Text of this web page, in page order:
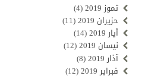
تموز 2019
(4)
حزيران 2019
(11)
أيار 2019
(14)
نيسان 2019
(12)
آذار 2019
(8)
فبراير 2019
(12)